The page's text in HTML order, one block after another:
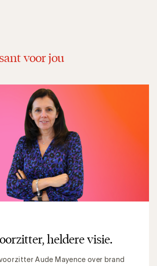
voor jou
heldere visie.
voorzitter Aude Mayence over brand